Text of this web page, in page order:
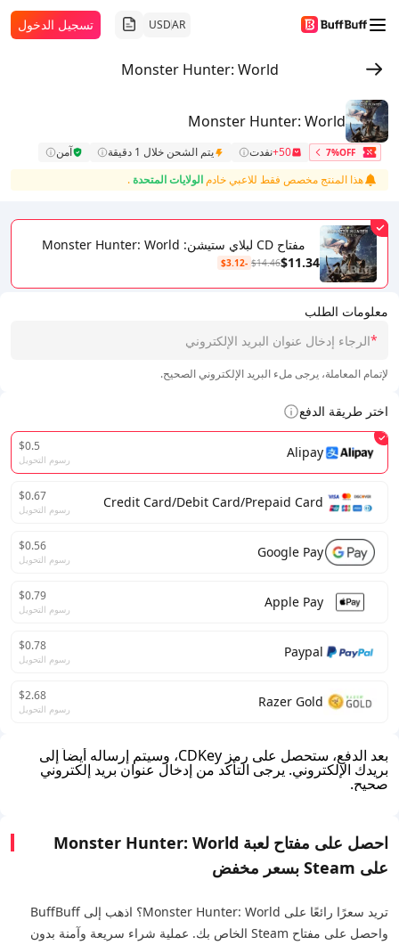
AR
USD تسجيل الدخول
Monster Hunter: World
معلومات الطلب
*
لإتمام المعاملة، يرجى ملء البريد الإلكتروني الصحيح.
اختر طريقة الدفع
Alipay
$0.5
رسوم التحويل
Credit Card/Debit Card/Prepaid Card
$0.67
رسوم التحويل
Google Pay
$0.56
رسوم التحويل
Apple Pay
$0.79
رسوم التحويل
Paypal
$0.78
رسوم التحويل
Razer Gold
$2.68
رسوم التحويل
Monster Hunter: World
7%OFF
50+ نفدت يتم الشحن خلال 1 دقيقة
آمن
هذا المنتج مخصص فقط للاعبي خادم الولايات المتحدة.
مفتاح CD لبلاي ستيشن: Monster Hunter: World
$11.34
$14.46
-$3.12
بعد الدفع، ستحصل على رمز CDKey، وسيتم إرساله أيضاً إلى
بريدك الإلكتروني. يرجى التأكد من إدخال عنوان بريد إلكتروني
صحيح.
احصل على مفتاح لعبة Monster Hunter: World
على Steam بسعر مخفض
تريد سعرًا رائعًا على Monster Hunter: World؟ اذهب إلى BuffBuff
واحصل على مفتاح Steam الخاص بك. عملية شراء سريعة وآمنة بدون